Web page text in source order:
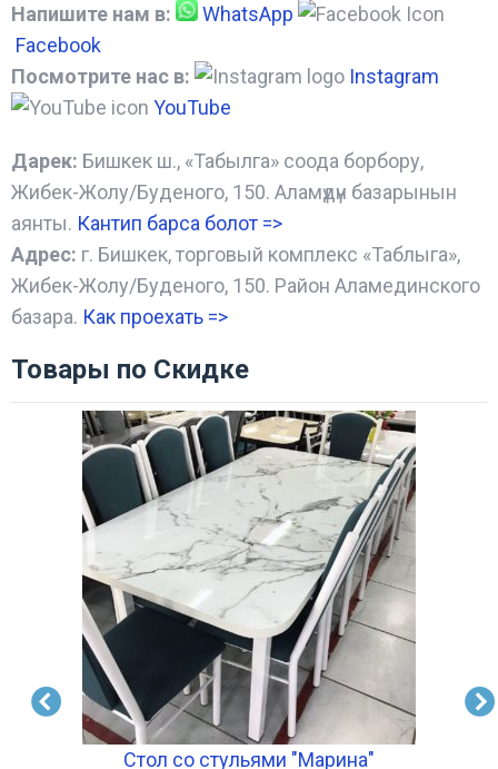
Напишите нам в:
WhatsApp
Facebook
Посмотрите нас в:
Instagram
YouTube
Дарек: Бишкек ш., «Табылга» соода борбору,
Жибек-Жолу/Буденого, 150. Аламүдүн базарынын
аянты. Кантип барса болот =>
Адрес: г. Бишкек, торговый комплекс «Таблыга»,
Жибек-Жолу/Буденого, 150. Район Аламединского
базара. Как проехать =>
Товары по Скидке
Стол со стульями "Марина"